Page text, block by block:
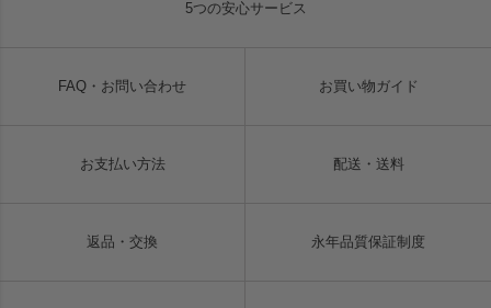
5つの安心サービス
FAQ・お問い合わせ お買い物ガイド
お支払い方法 配送・送料
返品・交換 永年品質保証制度